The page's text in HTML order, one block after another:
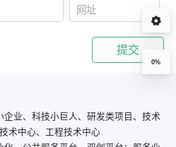
提交
0%
企业、科技小巨人、研发类项目、技术
术中心、工程技术中心